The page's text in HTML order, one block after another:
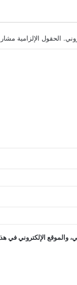
الحقول الإلزامية مشار
والموقع الإلكتروني في